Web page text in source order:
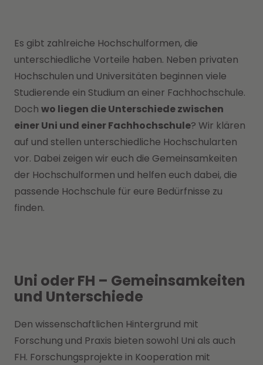
Es gibt zahlreiche Hochschulformen, die
unterschiedliche Vorteile haben. Neben privaten
Hochschulen und Universitäten beginnen viele
Studierende ein Studium an einer Fachhochschule.
Doch wo liegen die Unterschiede zwischen
einer Uni und einer Fachhochschule? Wir klären
auf und stellen unterschiedliche Hochschularten
vor. Dabei zeigen wir euch die Gemeinsamkeiten
der Hochschulformen und helfen euch dabei, die
passende Hochschule für eure Bedürfnisse zu
finden.
Uni oder FH – Gemeinsamkeiten
und Unterschiede
Den wissenschaftlichen Hintergrund mit
Forschung und Praxis bieten sowohl Uni als auch
FH. Forschungsprojekte in Kooperation mit